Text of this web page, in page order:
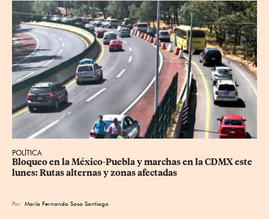
POLÍTICA
Bloqueo en la México-Puebla y marchas en la CDMX este
lunes: Rutas alternas y zonas afectadas
Por María Fernanda Sosa Santiago